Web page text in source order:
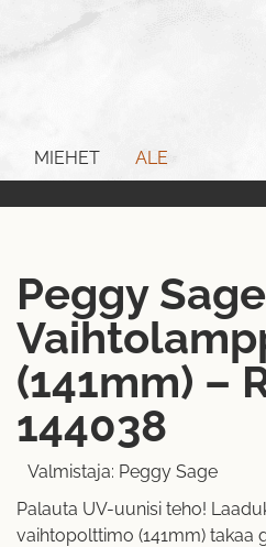
MIEHET
ALE
Peggy
(141mm) –
144038
Valmistaja: Peggy Sage
Palauta UV-uunisi teho!
vaihtopolttimo (141mm) takaa